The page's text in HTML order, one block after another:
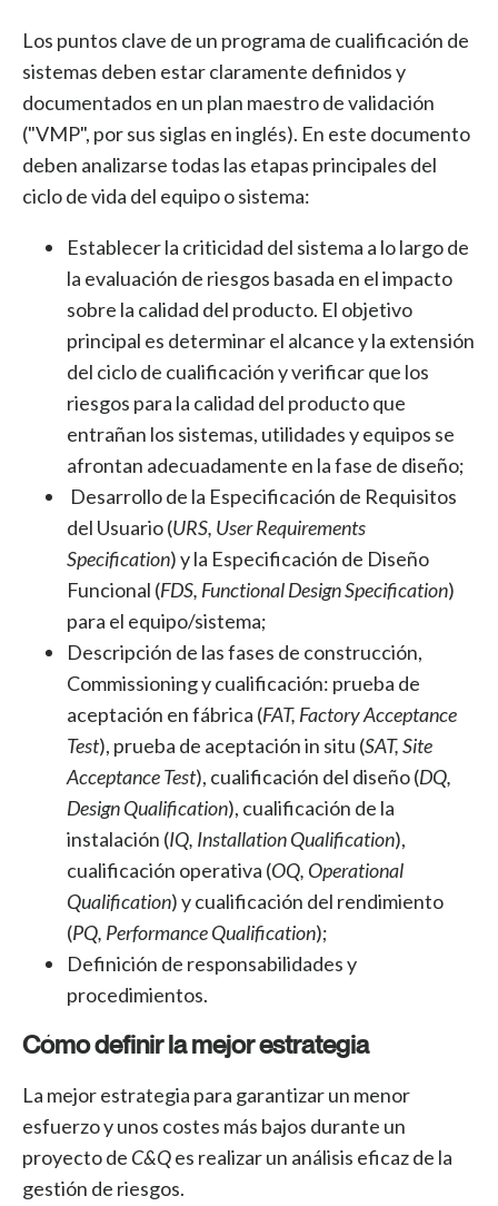
Los puntos clave de un programa de cualificación de
sistemas deben estar claramente definidos y
documentados en un plan maestro de validación
("VMP", por sus siglas en inglés). En este documento
deben analizarse todas las etapas principales del
ciclo de vida del equipo o sistema:
Establecer la criticidad del sistema a lo largo de
la evaluación de riesgos basada en el impacto
sobre la calidad del producto. El objetivo
principal es determinar el alcance y la extensión
del ciclo de cualificación y verificar que los
riesgos para la calidad del producto que
entrañan los sistemas, utilidades y equipos se
afrontan adecuadamente en la fase de diseño;
Desarrollo de la Especificación de Requisitos
del Usuario (URS, User Requirements
Specification) y la Especificación de Diseño
Funcional (FDS, Functional Design Specification)
para el equipo/sistema;
Descripción de las fases de construcción,
Commissioning y cualificación: prueba de
aceptación en fábrica (FAT, Factory Acceptance
Test), prueba de aceptación in situ (SAT, Site
Acceptance Test), cualificación del diseño (DQ,
Design Qualification), cualificación de la
instalación (IQ, Installation Qualification),
cualificación operativa (OQ, Operational
Qualification) y cualificación del rendimiento
(PQ, Performance Qualification);
Definición de responsabilidades y
procedimientos.
Cómo definir la mejor estrategia
La mejor estrategia para garantizar un menor
esfuerzo y unos costes más bajos durante un
proyecto de C&Qes realizar un análisis eficaz de la
gestión de riesgos.